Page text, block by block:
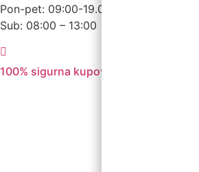
Pon-pet: 09:00-19.00
Sub: 08:00 – 13:00
100% sigurna kupovina